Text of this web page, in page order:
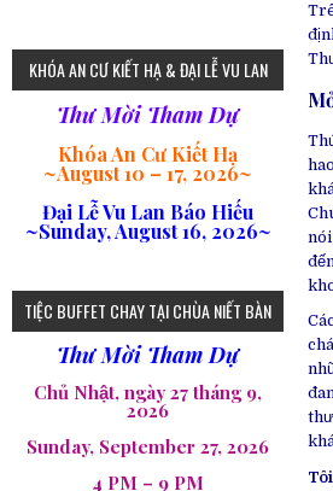
75
80
78
77
82
92
93
94
95
98
641
182
101
loipha2
loipha4
loipha1
loipha5
loipha7
loipha8
loipha10
loipha9
loi-phat-day
loipha15
loipha13
KHÓA AN CƯ KIẾT HẠ & ĐẠI LỄ VU LAN
Thư Mời Tham Dự
Khóa An Cư Kiết Hạ
~August 10 – 17, 2026~
Đại Lễ Vu Lan Báo Hiếu
~Sunday, August 16, 2026~
TIỆC BUFFET CHAY TẠI CHÙA NIẾT BÀN
Thư Mời Tham Dự
Chủ Nhật, ngày 27 tháng 9,
2026
Sunday, September 27, 2026
4 PM – 9 PM